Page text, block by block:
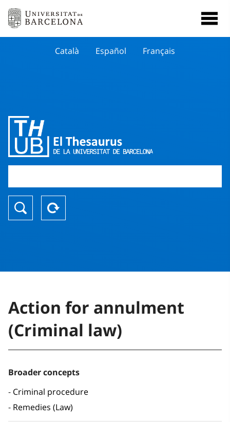
Català Español Français
Action for annulment
(Criminal law)
Broader concepts
Criminal procedure
Remedies (Law)